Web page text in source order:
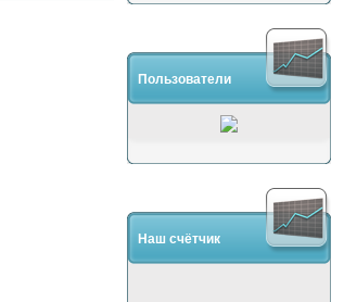
Пользователи
Наш счётчик